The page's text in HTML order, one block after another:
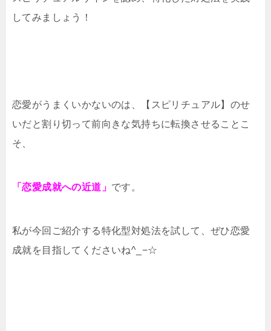
してみましょう！
恋愛がうまくいかないのは、【スピリチュアル】のせ
いだと割り切って前向きな気持ちに転換させることこ
そ、
「恋愛成就への近道」 です。
私が今回ご紹介する特化型対処法を試して、ぜひ恋愛
成就を目指してくださいね^_−☆